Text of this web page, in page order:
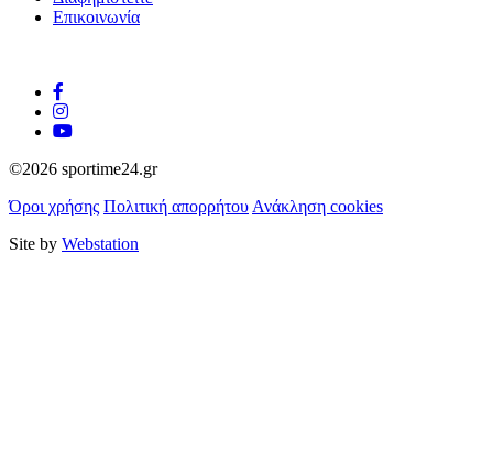
Επικοινωνία
©2026 sportime24.gr
Όροι χρήσης Πολιτική απορρήτου Ανάκληση cookies
Site by Webstation